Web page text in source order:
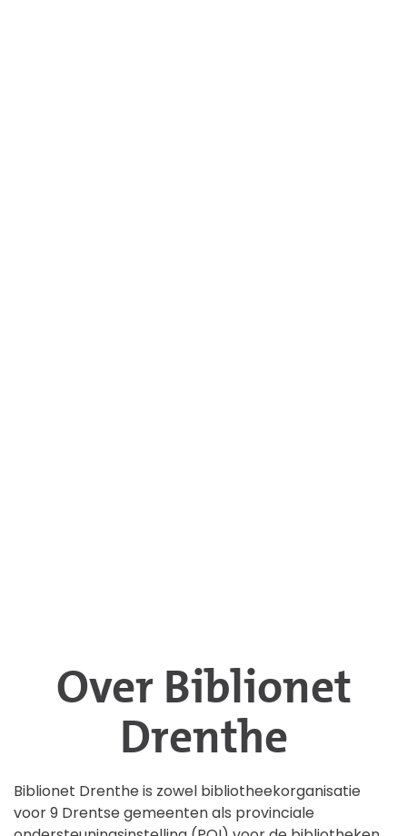
Over Biblionet
Drenthe
Biblionet Drenthe is zowel bibliotheekorganisatie
voor 9 Drentse gemeenten als provinciale